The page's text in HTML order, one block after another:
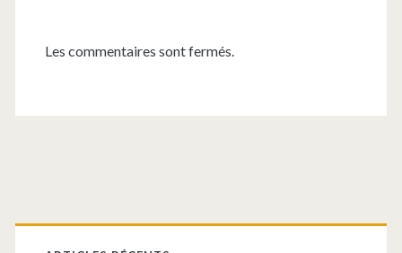
Les commentaires sont fermés.
Barre